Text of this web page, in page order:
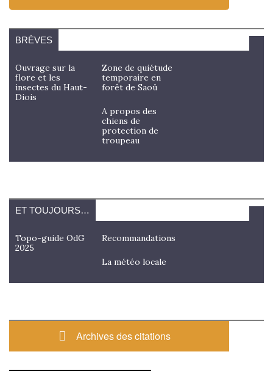
BRÈVES
Ouvrage sur la
flore et les
insectes du Haut-
Diois
Zone de quiétude
temporaire en
forêt de Saoû
A propos des
chiens de
protection de
troupeau
ET TOUJOURS…
Topo-guide OdG
2025
Recommandations
La météo locale
Archives des citations